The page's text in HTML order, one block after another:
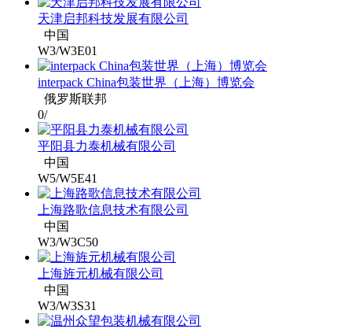
天津启邦科技发展有限公司
中国
W3/W3E01
interpack China包装世界（上海）博览会
俄罗斯联邦
0/
平阳县力泰机械有限公司
中国
W5/W5E41
上海路歌信息技术有限公司
中国
W3/W3C50
上海旌元机械有限公司
中国
W3/W3S31